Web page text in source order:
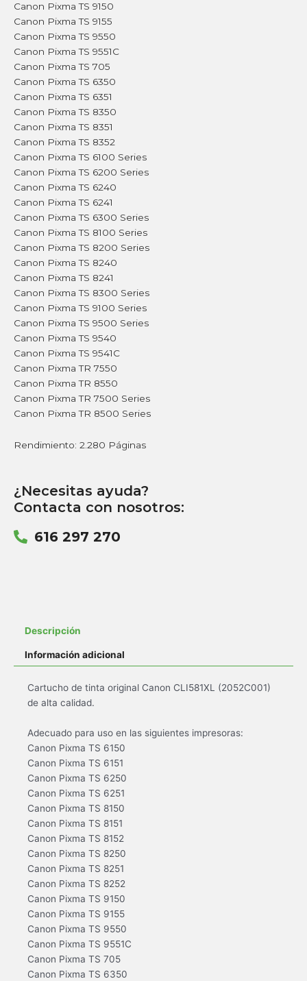
Canon Pixma TS 9150
Canon Pixma TS 9155
Canon Pixma TS 9550
Canon Pixma TS 9551C
Canon Pixma TS 705
Canon Pixma TS 6350
Canon Pixma TS 6351
Canon Pixma TS 8350
Canon Pixma TS 8351
Canon Pixma TS 8352
Canon Pixma TS 6100 Series
Canon Pixma TS 6200 Series
Canon Pixma TS 6240
Canon Pixma TS 6241
Canon Pixma TS 6300 Series
Canon Pixma TS 8100 Series
Canon Pixma TS 8200 Series
Canon Pixma TS 8240
Canon Pixma TS 8241
Canon Pixma TS 8300 Series
Canon Pixma TS 9100 Series
Canon Pixma TS 9500 Series
Canon Pixma TS 9540
Canon Pixma TS 9541C
Canon Pixma TR 7550
Canon Pixma TR 8550
Canon Pixma TR 7500 Series
Canon Pixma TR 8500 Series
Rendimiento: 2.280 Páginas
¿Necesitas ayuda?
Contacta con nosotros:
616 297 270
Descripción
Información adicional
Cartucho de tinta original Canon CLI581XL (2052C001)
de alta calidad.
Adecuado para uso en las siguientes impresoras:
Canon Pixma TS 6150
Canon Pixma TS 6151
Canon Pixma TS 6250
Canon Pixma TS 6251
Canon Pixma TS 8150
Canon Pixma TS 8151
Canon Pixma TS 8152
Canon Pixma TS 8250
Canon Pixma TS 8251
Canon Pixma TS 8252
Canon Pixma TS 9150
Canon Pixma TS 9155
Canon Pixma TS 9550
Canon Pixma TS 9551C
Canon Pixma TS 705
Canon Pixma TS 6350